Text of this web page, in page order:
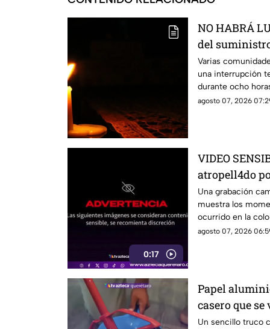
NO HABRÁ
del
estás serán
Varias
una interrupción
durante ocho
agosto 07, 2026
0:17
VIDEO
atropell4do
antes de
Una grabación
muestra los
ocurrido en la
agosto 07, 2026
Papel
casero que
Un sencillo truco